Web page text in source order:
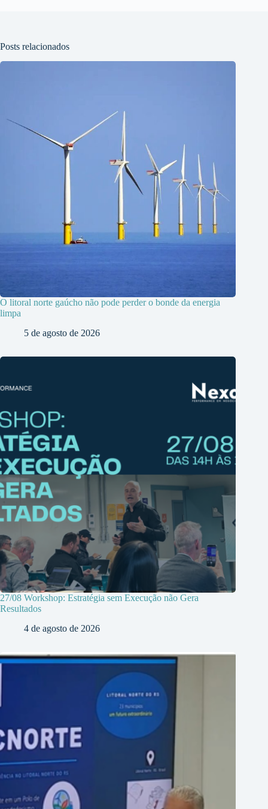
Posts relacionados
O litoral norte gaúcho não pode perder o bonde da energia
limpa
5 de agosto de 2026
27/08 Workshop: Estratégia sem Execução não Gera
Resultados
4 de agosto de 2026